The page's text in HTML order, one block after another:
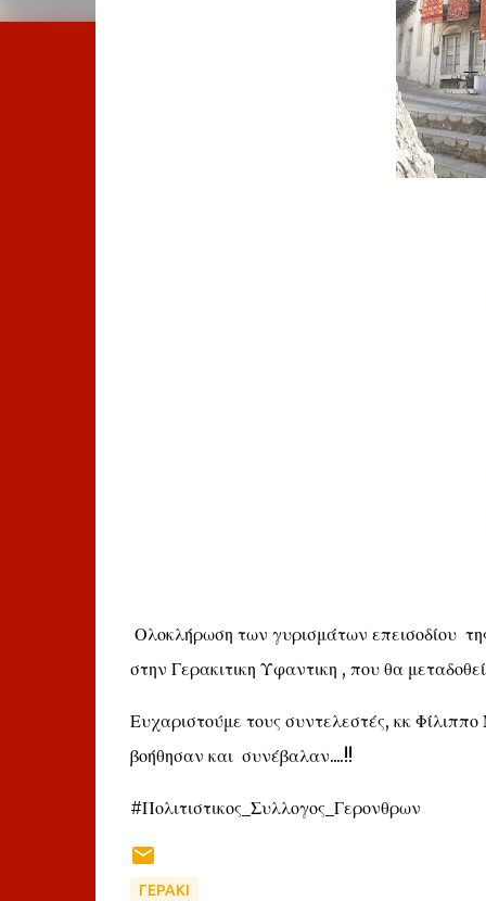
Ολοκλήρωση των γυρισμάτων επεισοδίου
στην Γερακιτικη Υφαντικη , που θα
Ευχαριστούμε τους συντελεστές, κκ
βοήθησαν και συνέβαλαν....!!
#Πολιτιστικος_Συλλογος_Γερονθρων
ΓΕΡΑΚΙ